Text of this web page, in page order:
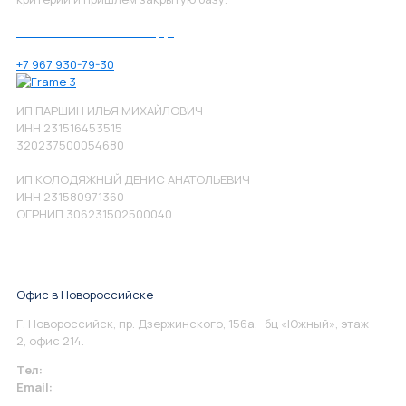
+7 967 930-79-30
ИП ПАРШИН ИЛЬЯ МИХАЙЛОВИЧ
ИНН 231516453515
320237500054680
ИП КОЛОДЯЖНЫЙ ДЕНИС АНАТОЛЬЕВИЧ
ИНН 231580971360
ОГРНИП 306231502500040
Офис в Новороссийске
Г. Новороссийск, пр. Дзержинского, 156а, бц «Южный», этаж
2, офис 214.
Тел:
Email: